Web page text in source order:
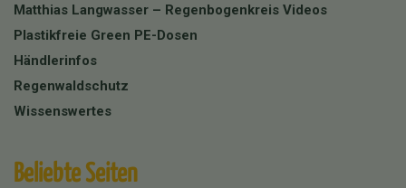
Matthias Langwasser – Regenbogenkreis Videos
Plastikfreie Green PE-Dosen
Händlerinfos
Regenwaldschutz
Wissenswertes
Beliebte Seiten